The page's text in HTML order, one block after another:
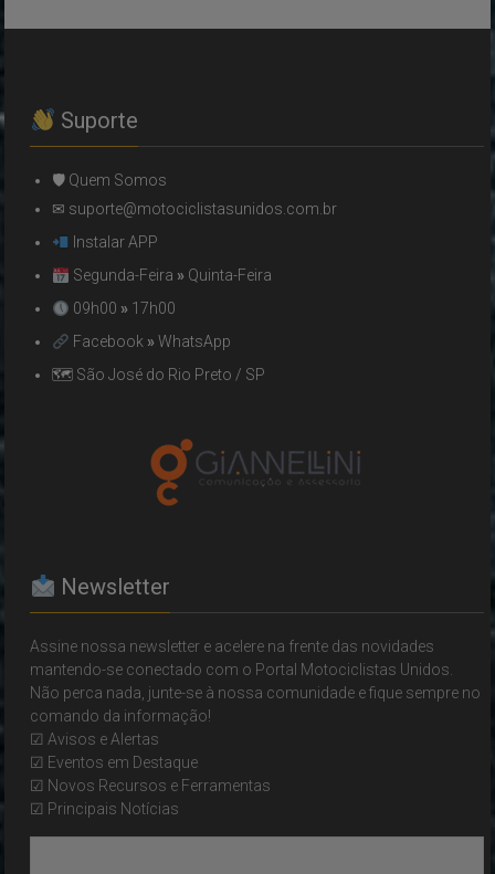
Suporte
🛡 Quem Somos
✉ suporte@motociclistasunidos.com.br
Instalar APP
Segunda-Feira » Quinta-Feira
09h00 » 17h00
Facebook » WhatsApp
🗺 São José do Rio Preto / SP
Newsletter
Assine nossa newsletter e acelere na frente das novidades
mantendo-se conectado com o Portal Motociclistas Unidos.
Não perca nada, junte-se à nossa comunidade e fique sempre no
comando da informação!
☑ Avisos e Alertas
☑ Eventos em Destaque
☑ Novos Recursos e Ferramentas
☑ Principais Notícias